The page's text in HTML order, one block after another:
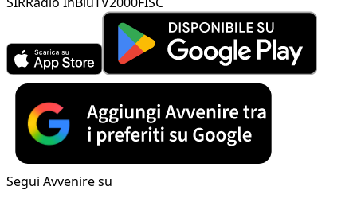
Segui Avvenire su